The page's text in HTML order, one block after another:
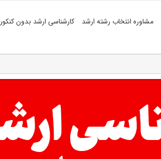
مشاوره انتخاب رشته ارشد کارشناسی ارشد بدون کنکور